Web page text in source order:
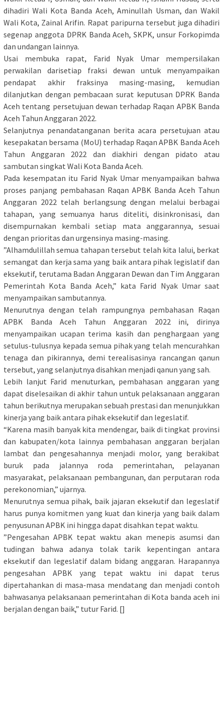
dihadiri Wali Kota Banda Aceh, Aminullah Usman, dan Wakil
Wali Kota, Zainal Arifin. Rapat paripurna tersebut juga dihadiri
segenap anggota DPRK Banda Aceh, SKPK, unsur Forkopimda
dan undangan lainnya.
Usai membuka rapat, Farid Nyak Umar mempersilakan
perwakilan darisetiap fraksi dewan untuk menyampaikan
pendapat akhir fraksinya masing-masing, kemudian
dilanjutkan dengan pembacaan surat keputusan DPRK Banda
Aceh tentang persetujuan dewan terhadap Raqan APBK Banda
Aceh Tahun Anggaran 2022.
Selanjutnya penandatanganan berita acara persetujuan atau
kesepakatan bersama (MoU) terhadap Raqan APBK Banda Aceh
Tahun Anggaran 2022 dan diakhiri dengan pidato atau
sambutan singkat Wali Kota Banda Aceh.
Pada kesempatan itu Farid Nyak Umar menyampaikan bahwa
proses panjang pembahasan Raqan APBK Banda Aceh Tahun
Anggaran 2022 telah berlangsung dengan melalui berbagai
tahapan, yang semuanya harus diteliti, disinkronisasi, dan
disempurnakan kembali setiap mata anggarannya, sesuai
dengan prioritas dan urgensinya masing-masing.
”Alhamdulillah semua tahapan tersebut telah kita lalui, berkat
semangat dan kerja sama yang baik antara pihak legislatif dan
eksekutif, terutama Badan Anggaran Dewan dan Tim Anggaran
Pemerintah Kota Banda Aceh,” kata Farid Nyak Umar saat
menyampaikan sambutannya.
Menurutnya dengan telah rampungnya pembahasan Raqan
APBK Banda Aceh Tahun Anggaran 2022 ini, dirinya
menyampaikan ucapan terima kasih dan penghargaan yang
setulus-tulusnya kepada semua pihak yang telah mencurahkan
tenaga dan pikirannya, demi terealisasinya rancangan qanun
tersebut, yang selanjutnya disahkan menjadi qanun yang sah.
Lebih lanjut Farid menuturkan, pembahasan anggaran yang
dapat diselesaikan di akhir tahun untuk pelaksanaan anggaran
tahun berikutnya merupakan sebuah prestasi dan menunjukkan
kinerja yang baik antara pihak eksekutif dan legeslatif.
“Karena masih banyak kita mendengar, baik di tingkat provinsi
dan kabupaten/kota lainnya pembahasan anggaran berjalan
lambat dan pengesahannya menjadi molor, yang berakibat
buruk pada jalannya roda pemerintahan, pelayanan
masyarakat, pelaksanaan pembangunan, dan perputaran roda
perekonomian,” ujarnya.
Menurutnya semua pihak, baik jajaran eksekutif dan legeslatif
harus punya komitmen yang kuat dan kinerja yang baik dalam
penyusunan APBK ini hingga dapat disahkan tepat waktu.
”Pengesahan APBK tepat waktu akan menepis asumsi dan
tudingan bahwa adanya tolak tarik kepentingan antara
eksekutif dan legeslatif dalam bidang anggaran. Harapannya
pengesahan APBK yang tepat waktu ini dapat terus
dipertahankan di masa-masa mendatang dan menjadi contoh
bahwasanya pelaksanaan pemerintahan di Kota banda aceh ini
berjalan dengan baik,” tutur Farid. []